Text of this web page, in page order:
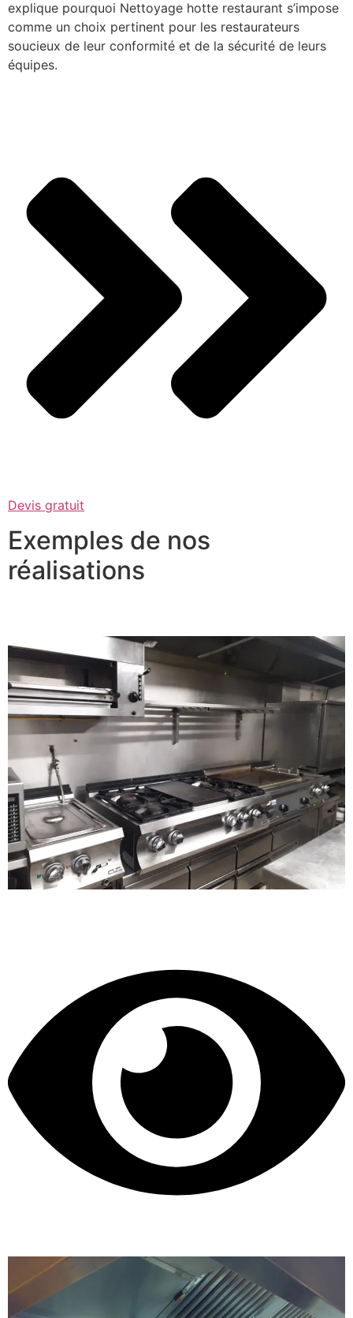
explique pourquoi Nettoyage hotte restaurant s’impose
comme un choix pertinent pour les restaurateurs
soucieux de leur conformité et de la sécurité de leurs
équipes.
Devis gratuit
Exemples de nos
réalisations